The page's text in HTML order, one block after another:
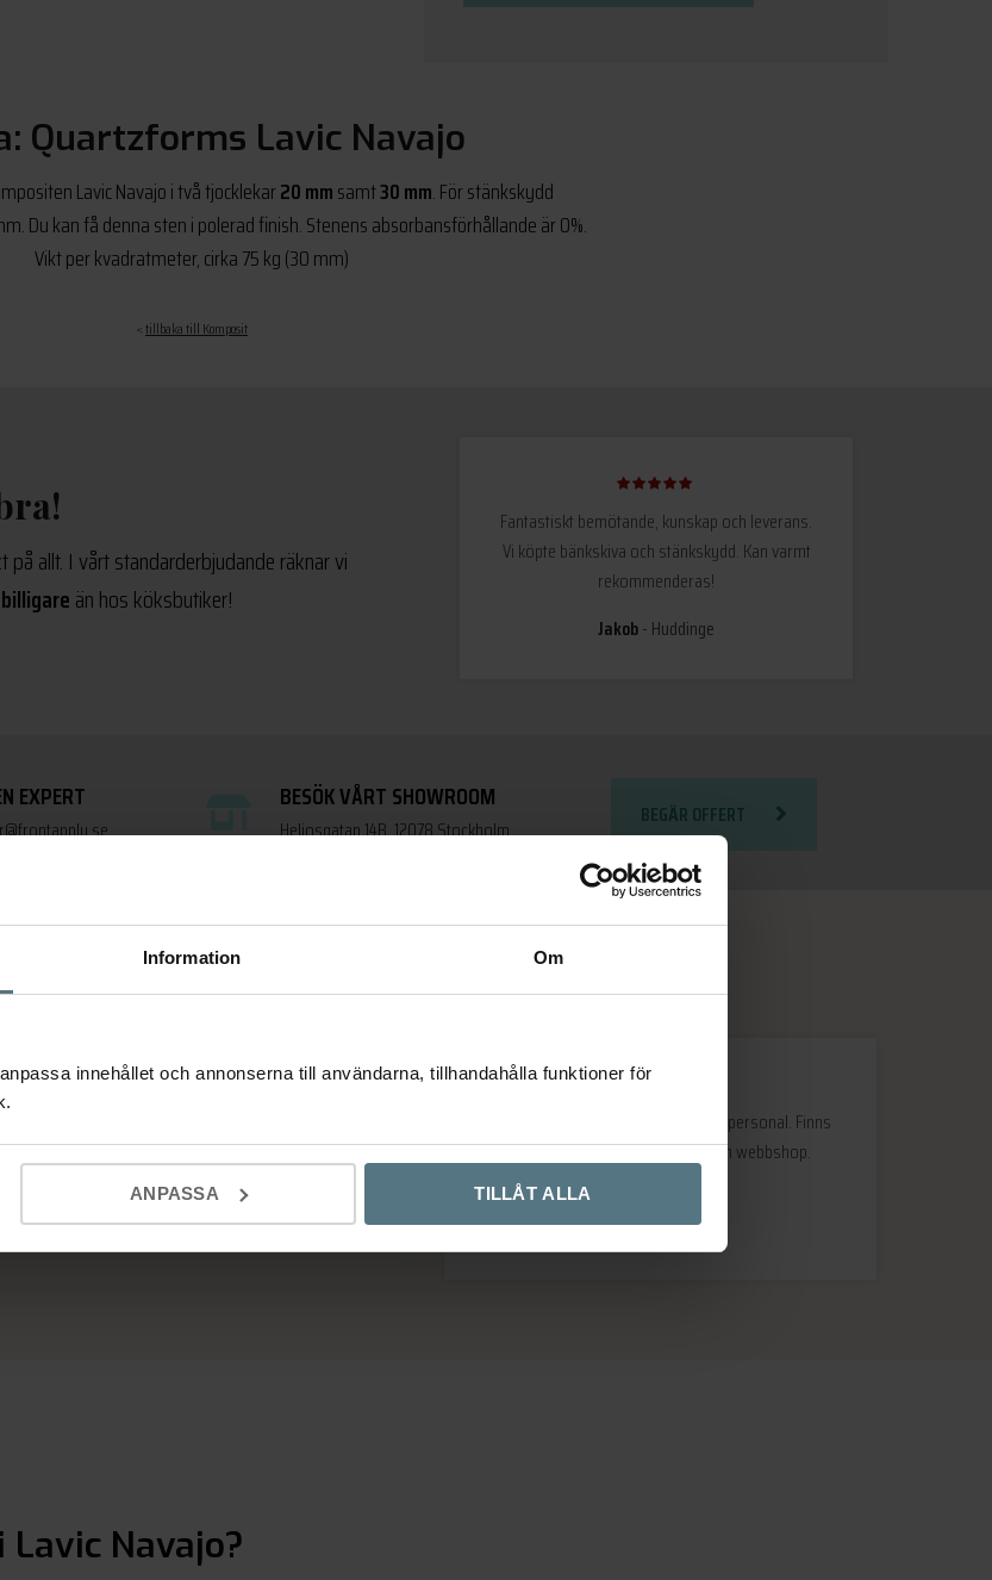
Information Om
innehållet och annonserna till användarna, tillhandahålla funktioner för
ANPASSA TILLÅT ALLA
Quartzforms Lavic Navajo
Lavic Navajo i två tjocklekar20 mmsamt30 mm. För stänkskydd
Du kan få denna sten i polerad finish. Stenens absorbansförhållande är 0%.
Vikt per kvadratmeter, cirka 75 kg (30 mm)
<tillbaka till Komposit
allt. I vårt standarderbjudande räknar vi
än hos köksbutiker!
Fantastiskt bemötande, kunskap och leverans.
Vi köpte bänkskiva och stänkskydd. Kan varmt
rekommenderas!
Jakob Huddinge
EXPERT BESÖK VÅRT SHOWROOM
Heliosgatan 14B, 12078 Stockholm
BEGÄR OFFERT
Vad säger kunderna?
första mötet, inmätningen, leverans ochinstallation.
Ulf Nyköping
Väldigt kunnig och tillmötesgående personal. Finns
mkt att välja på plus att de har en webbshop.
Arne Hägersten
Navajo?